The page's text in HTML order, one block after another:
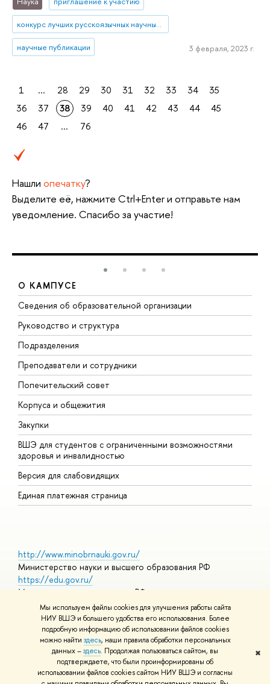
Мы используем файлы cookies для улучшения работы сайта
НИУ ВШЭ и большего удобства его использования. Более
подробную информацию об использовании файлов cookies
можно найти здесь, наши правила обработки персональных
данных –здесь. Продолжая пользоваться сайтом, вы
подтверждаете, что были проинформированы об
использовании файлов cookies сайтом НИУ ВШЭ и согласны
✖
конкурс лучших русскоязычных научных работ
научные публикации 3 февраля, 2023 г.
1 ... 28 29 30 31 32 33 34
35
36
37 38 39 40 41 42 43 44
45
46
47 ... 76
Нашли опечатку?
Выделите её, нажмите Ctrl+Enter и отправьте нам
уведомление. Спасибо за участие!
О КАМПУСЕ
Сведения об образовательной организации
Руководство и структура
Подразделения
Преподаватели и сотрудники
Попечительский совет
Корпуса и общежития
Закупки
ВШЭ для студентов с ограниченными возможностями
здоровья и инвалидностью
Версия для слабовидящих
Единая платежная страница
http://www.minobrnauki.gov.ru/
Министерство науки и высшего образования РФ
https://edu.gov.ru/
Министерство просвещения РФ
https://elearning.hse.ru/mooc
Массовые открытые онлайн-курсы
© НИУ ВШЭ 1993–2026 Адреса и контактыУсловия
использования материалов Политика конфиденциальности